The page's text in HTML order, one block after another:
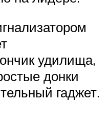
удилища,
донки
гаджет.